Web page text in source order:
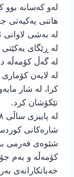
لەو کەسانە
هاتنی یەکیەتی
لە بەشی لاوانی
لە ڕێگای
لە گەڵ کۆمەڵە
کرا، لە شار
تێکۆشان کرد.
شارەکانی
شێوەی فەرمی
کۆمەڵە و بەم
خەباتکارانەی